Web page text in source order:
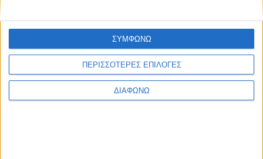
ΠΕΡΙΣΣΟΤΕΡΕΣ ΕΠΙΛΟΓΕΣ
ΔΙΑΦΩΝΩ
ΣΥΜΦΩΝΩ
Τεύχη